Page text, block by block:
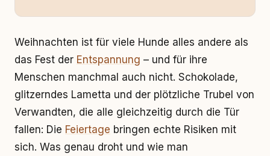
Weihnachten ist für viele Hunde alles andere als
das Fest der Entspannung – und für ihre
Menschen manchmal auch nicht. Schokolade,
glitzerndes Lametta und der plötzliche Trubel von
Verwandten, die alle gleichzeitig durch die Tür
fallen: Die Feiertage bringen echte Risiken mit
sich. Was genau droht und wie man